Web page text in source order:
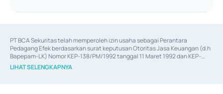
PT BCA Sekuritas telah memperoleh izin usaha sebagai Perantara
Pedagang Efek berdasarkan surat keputusan Otoritas Jasa Keuangan (d.h
Bapepam-LK) Nomor KEP-138/PM/1992 tanggal 11 Maret 1992 dan KEP-
06/D.04/2014 tanggal 28 Februari 2014, izin usaha sebagai Penjamin Emisi
Efek berdasarkan surat keputusan Otoritas Jasa Keuangan Nomor KEP-
LIHAT SELENGKAPNYA